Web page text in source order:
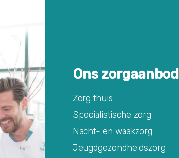
Ons zorgaanbod
Zorg thuis
Specialistische zorg
Nacht- en waakzorg
Jeugdgezondheidszorg